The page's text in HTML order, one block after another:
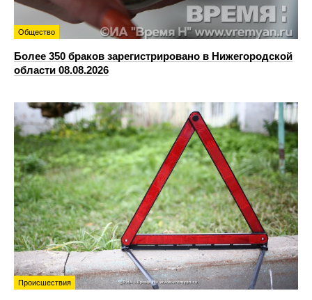
Общество
Более 350 браков зарегистрировано в Нижегородской
области 08.08.2026
Происшествия